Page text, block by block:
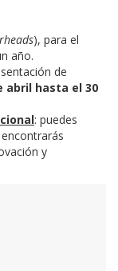
), para el
año.
de
abril hasta el 30
: puedes
y